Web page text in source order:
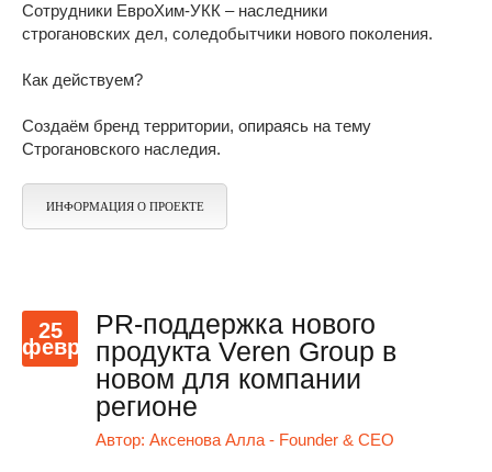
Сотрудники ЕвроХим-УКК – наследники
строгановских дел, соледобытчики нового поколения.
Как действуем?
Создаём бренд территории, опираясь на тему
Строгановского наследия.
ИНФОРМАЦИЯ О ПРОЕКТЕ
25
февр
PR-поддержка нового
продукта Veren Group в
новом для компании
регионе
Автор: Аксенова Алла - Founder & CEO